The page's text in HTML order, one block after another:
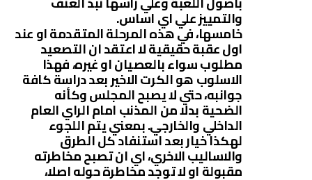
والتمييز علي اي اساس.
خامسها، في هذه المرحلة المتقدمة او عند
اول عقبة حقيقية لا اعتقد ان التصعيد
مطلوب سواء بالعصيان او غيره، فهذا
الاسلوب هو الكرت الاخير بعد دراسة كافة
جوانبه، حتي لا يصبح المجلس وكأنه
الضحية بدلا من المذنب امام الراي العام
الداخلي والخارجي. بمعني يتم اللجوء
لهكذا خيار بعد استنفاد كل الطرق
والاساليب الاخري، اي ان تصبح مخاطرته
مقبولة او لا توجد مخاطرة حوله اصلا،